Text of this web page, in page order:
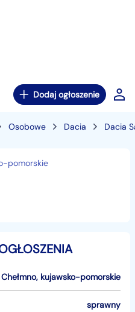
Dodaj ogłoszenie
Osobowe Dacia Dacia
pomorskie
Chełmno, kujawsko-pomorskie
sprawny